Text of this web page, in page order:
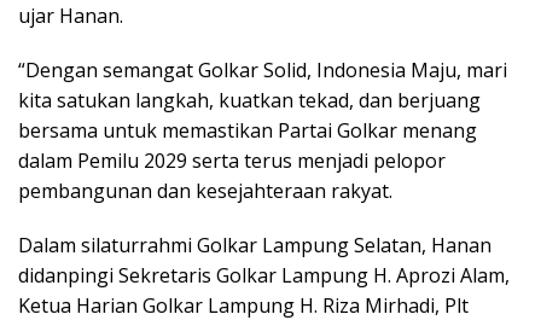
ujar Hanan.
“Dengan semangat Golkar Solid, Indonesia Maju, mari
kita satukan langkah, kuatkan tekad, dan berjuang
bersama untuk memastikan Partai Golkar menang
dalam Pemilu 2029 serta terus menjadi pelopor
pembangunan dan kesejahteraan rakyat.
Dalam silaturrahmi Golkar Lampung Selatan, Hanan
didanpingi Sekretaris Golkar Lampung H. Aprozi Alam,
Ketua Harian Golkar Lampung H. Riza Mirhadi, Plt